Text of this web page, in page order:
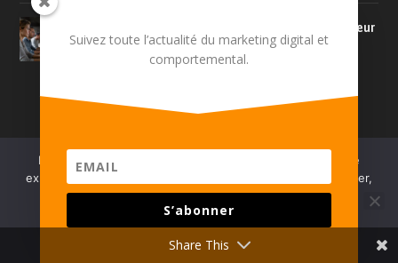
Email builders et intelligence artificielle : de l’éditeur
glisser-déposer à la plateforme industrielle de
production des campagnes
LES PLUS LUS
Entretien avec Christophe Alves, CEO de Scal-
e Marketing Cloud
Suivez toute l’actualité du marketing digital et
comportemental.
S’abonner
Share This
Nous utilisons des cookies pour vous garantir la meilleure
expérience sur notre site. Pour continuez à utiliser ce dernier,
vous pouvez :
ACCEPTER REFUSER VIE PRIVÉE